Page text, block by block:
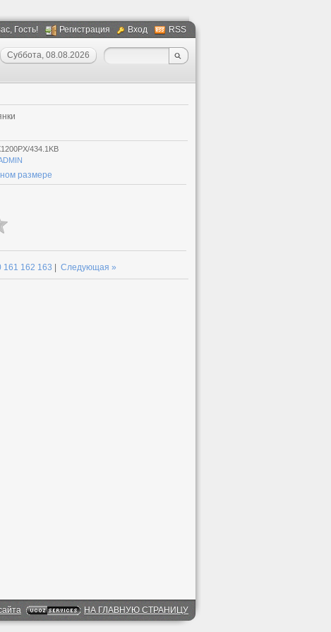
, Гость! Регистрация Вход RSS
Суббота, 08.08.2026
434.1KB
размере
161 162 163 Следующая »
НА ГЛАВНУЮ СТРАНИЦУ